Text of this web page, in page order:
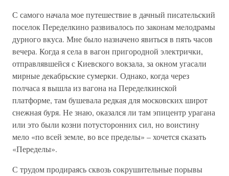
С самого начала мое путешествие в дачный писательский
поселок Переделкино развивалось по законам мелодрамы
дурного вкуса. Мне было назначено явиться в пять часов
вечера. Когда я села в вагон пригородной электрички,
отправлявшейся с Киевского вокзала, за окном угасали
мирные декабрьские сумерки. Однако, когда через
полчаса я вышла из вагона на Переделкинской
платформе, там бушевала редкая для московских широт
снежная буря. Не знаю, оказался ли там эпицентр урагана
или это были козни потусторонних сил, но воистину
мело «по всей земле, во все пределы» – хочется сказать
«Переделы».
С трудом продираясь сквозь сокрушительные порывы